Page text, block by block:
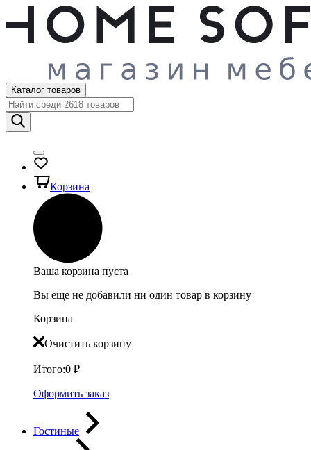
Каталог товаров
Корзина
Ваша корзина пуста
Вы еще не добавили ни один товар в корзину
Корзина
Очистить корзину
Итого:0 ₽
Оформить заказ
Гостиные